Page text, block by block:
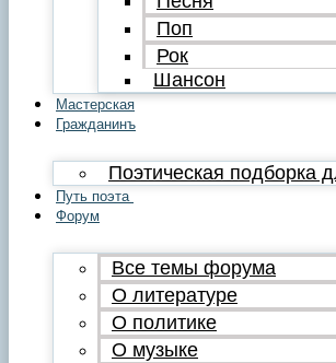
Поп
Рок
Шансон
Мастерская
Гражданинъ
Поэтическая подборка
Путь поэта
Форум
Все темы форума
О литературе
О политике
О музыке